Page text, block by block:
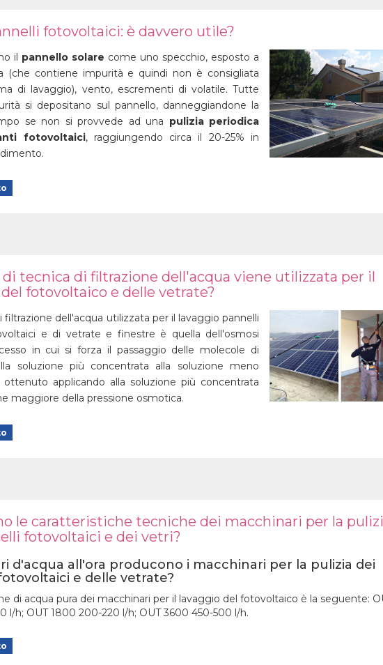
fotovoltaici: è davvero utile?
il pannello solare come uno specchio, esposto a
(che contiene impurità e quindi non è consigliata
di lavaggio), vento, escrementi di volatile. Tutte
si depositano sul pannello, danneggiandone la
se non si provvede ad una pulizia periodica
fotovoltaici, raggiungendo circa il 20-25% in
tecnica di filtrazione dell'acqua viene utilizzata per il
fotovoltaico e delle vetrate?
filtrazione dell'acqua utilizzata per il lavaggio pannelli
e di vetrate e finestre è quella dell'osmosi
in cui si forza il passaggio delle molecole di
soluzione più concentrata alla soluzione meno
ottenuto applicando alla soluzione più concentrata
maggiore della pressione osmotica.
le caratteristiche tecniche dei macchinari per la
fotovoltaici e dei vetri?
d'acqua all'ora producono i macchinari per la pulizia dei
e delle vetrate?
di acqua pura dei macchinari per il lavaggio del fotovoltaico è la seguente:
l/h; OUT 1800 200-220 l/h; OUT 3600 450-500 l/h.